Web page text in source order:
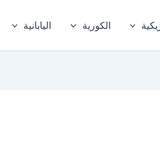
الكورية اليابانية